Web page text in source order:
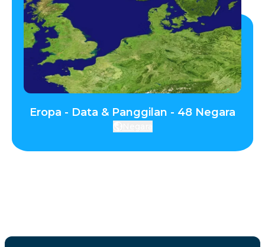
Eropa - Data & Panggilan - 48 Negara